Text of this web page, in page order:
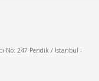
No: 247 Pendik / Istanbul -